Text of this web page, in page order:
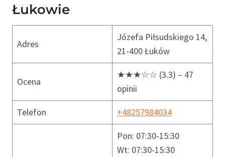
Łukowie
Adres
Józefa Piłsudskiego 14,
21-400 Łuków
Ocena
★★★☆☆ (3.3) – 47
opinii
Telefon +48257984034
Pon: 07:30-15:30
Wt: 07:30-15:30